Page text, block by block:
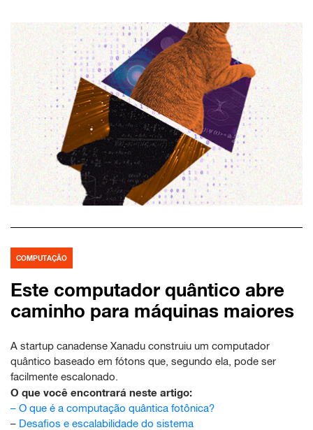
COMPUTAÇÃO
Este computador quântico abre
caminho para máquinas maiores
A startup canadense Xanadu construiu um computador
quântico baseado em fótons que, segundo ela, pode ser
facilmente escalonado.
O que você encontrará neste artigo:
– O que é a computação quântica fotônica?
– Desafios e escalabilidade do sistema